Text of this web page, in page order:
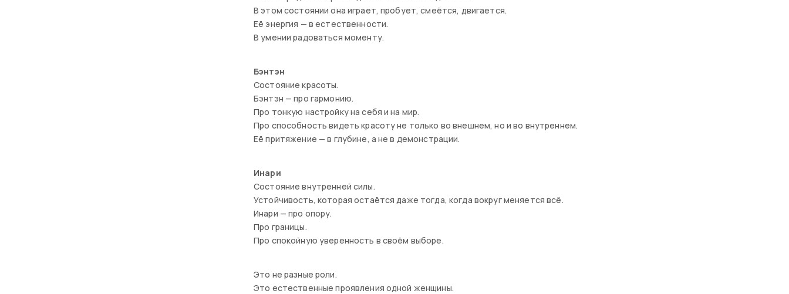
В этом состоянии она играет, пробует, смеётся, двигается.
Её энергия — в естественности.
В умении радоваться моменту.
Бэнтэн
Состояние красоты.
Бэнтэн — про гармонию.
Про тонкую настройку на себя и на мир.
Про способность видеть красоту не только во внешнем, но и во внутреннем.
Её притяжение — в глубине, а не в демонстрации.
Инари
Состояние внутренней силы.
Устойчивость, которая остаётся даже тогда, когда вокруг меняется всё.
Инари — про опору.
Про границы.
Про спокойную уверенность в своём выборе.
Это не разные роли.
Это естественные проявления одной женщины.